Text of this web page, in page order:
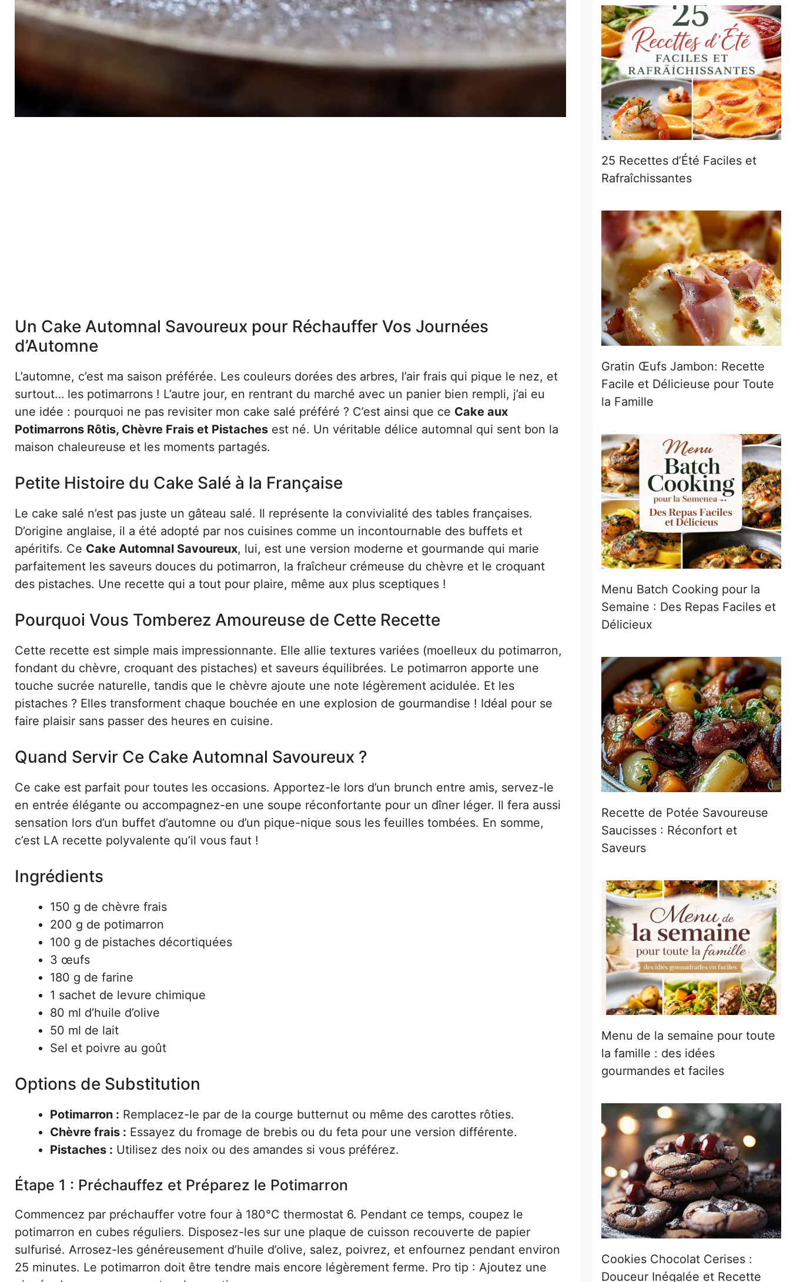
Un Cake Automnal Savoureux pour Réchauffer Vos Journées
d’Automne
L’automne, c’est ma saison préférée. Les couleurs dorées des arbres, l’air frais qui pique le nez, et
surtout… les potimarrons ! L’autre jour, en rentrant du marché avec un panier bien rempli, j’ai eu
une idée : pourquoi ne pas revisiter mon cake salé préféré ? C’est ainsi que ce Cake aux
Potimarrons Rôtis, Chèvre Frais et Pistaches est né. Un véritable délice automnal qui sent bon la
maison chaleureuse et les moments partagés.
Petite Histoire du Cake Salé à la Française
Le cake salé n’est pas juste un gâteau salé. Il représente la convivialité des tables françaises.
D’origine anglaise, il a été adopté par nos cuisines comme un incontournable des buffets et
apéritifs. Ce Cake Automnal Savoureux, lui, est une version moderne et gourmande qui marie
parfaitement les saveurs douces du potimarron, la fraîcheur crémeuse du chèvre et le croquant
des pistaches. Une recette qui a tout pour plaire, même aux plus sceptiques !
Pourquoi Vous Tomberez Amoureuse de Cette Recette
Cette recette est simple mais impressionnante. Elle allie textures variées (moelleux du potimarron,
fondant du chèvre, croquant des pistaches) et saveurs équilibrées. Le potimarron apporte une
touche sucrée naturelle, tandis que le chèvre ajoute une note légèrement acidulée. Et les
pistaches ? Elles transforment chaque bouchée en une explosion de gourmandise ! Idéal pour se
faire plaisir sans passer des heures en cuisine.
Quand Servir Ce Cake Automnal Savoureux ?
Ce cake est parfait pour toutes les occasions. Apportez-le lors d’un brunch entre amis, servez-le
en entrée élégante ou accompagnez-en une soupe réconfortante pour un dîner léger. Il fera aussi
sensation lors d’un buffet d’automne ou d’un pique-nique sous les feuilles tombées. En somme,
c’est LA recette polyvalente qu’il vous faut !
Ingrédients
150 g de chèvre frais
200 g de potimarron
100 g de pistaches décortiquées
3 œufs
180 g de farine
1 sachet de levure chimique
80 ml d’huile d’olive
50 ml de lait
Sel et poivre au goût
Options de Substitution
Potimarron : Remplacez-le par de la courge butternut ou même des carottes rôties.
Chèvre frais : Essayez du fromage de brebis ou du feta pour une version différente.
Pistaches : Utilisez des noix ou des amandes si vous préférez.
Étape 1 : Préchauffez et Préparez le Potimarron
Commencez par préchauffer votre four à 180°C thermostat 6. Pendant ce temps, coupez le
potimarron en cubes réguliers. Disposez-les sur une plaque de cuisson recouverte de papier
sulfurisé. Arrosez-les généreusement d’huile d’olive, salez, poivrez, et enfournez pendant environ
25 minutes. Le potimarron doit être tendre mais encore légèrement ferme. Pro tip : Ajoutez une
25 Recettes d’Été Faciles et
Rafraîchissantes
Gratin Œufs Jambon: Recette
Facile et Délicieuse pour Toute
la Famille
Menu Batch Cooking pour la
Semaine : Des Repas Faciles et
Délicieux
Recette de Potée Savoureuse
Saucisses : Réconfort et
Saveurs
Menu de la semaine pour toute
la famille : des idées
gourmandes et faciles
Cookies Chocolat Cerises :
Douceur Inégalée et Recette